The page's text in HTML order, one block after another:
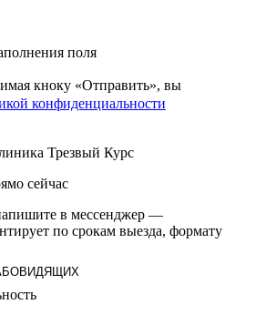
поля
кноку «Отправить», вы
конфиденциальности
сейчас
в мессенджер —
по срокам выезда, формату